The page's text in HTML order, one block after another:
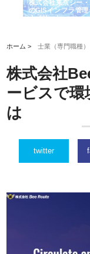
株式会社東京シー
のGISインフラ管
入メリット
ホーム >士業（専門職種）
株式会社
ービスで環
は
twitter